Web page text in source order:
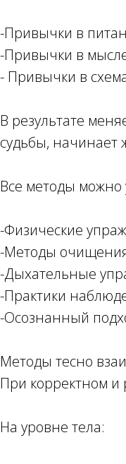
-Привычки в
-Привычки в
- Привычки в
В результате
судьбы, начинает
Все методы можно
-Физические
-Методы очищения
-Дыхательные
-Практики
-Осознанный
Методы тесно
При корректном и
На уровне тела: